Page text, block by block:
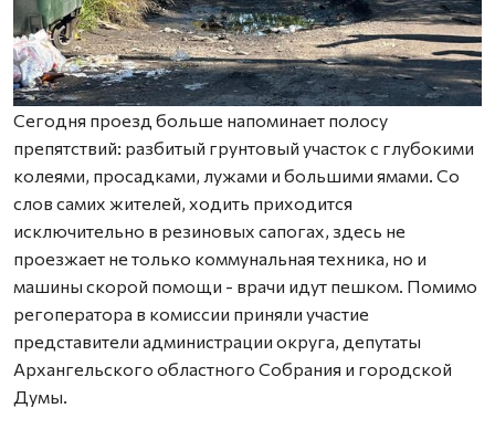
Сегодня проезд больше напоминает полосу
препятствий: разбитый грунтовый участок с глубокими
колеями, просадками, лужами и большими ямами. Со
слов самих жителей, ходить приходится
исключительно в резиновых сапогах, здесь не
проезжает не только коммунальная техника, но и
машины скорой помощи - врачи идут пешком. Помимо
регоператора в комиссии приняли участие
представители администрации округа, депутаты
Архангельского областного Собрания и городской
Думы.